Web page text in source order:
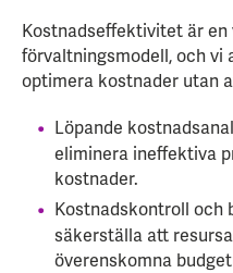
Kostnadseffektivitet är en
förvaltningsmodell, och
optimera kostnader utan
Löpande
eliminera ineffektiva
kostnader.
Kostnadskontroll och
säkerställa att
överenskomna